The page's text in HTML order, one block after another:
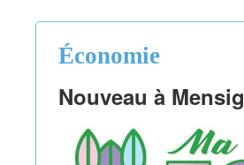
Économie
Nouveau à